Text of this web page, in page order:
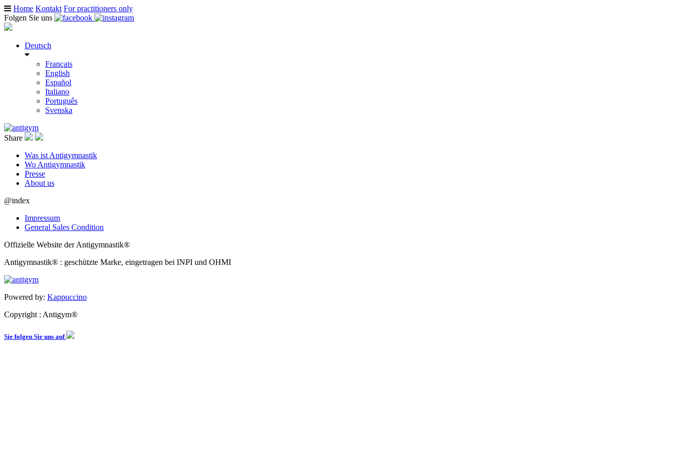
Home Kontakt For practitioners only
Folgen Sie uns
Deutsch
Français
English
Español
Italiano
Português
Svenska
Share
Was ist Antigymnastik
Wo Antigymnastik
Presse
About us
@index
Impressum
General Sales Condition
Offizielle Website der Antigymnastik®
Antigymnastik® : geschützte Marke, eingetragen bei INPI und OHMI
Powered by: Kappuccino
Copyright : Antigym®
Sie folgen Sie uns auf